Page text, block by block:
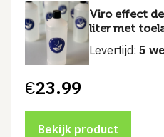
Viro effect
liter met
Levertijd: 5
€23.99
Bekijk product